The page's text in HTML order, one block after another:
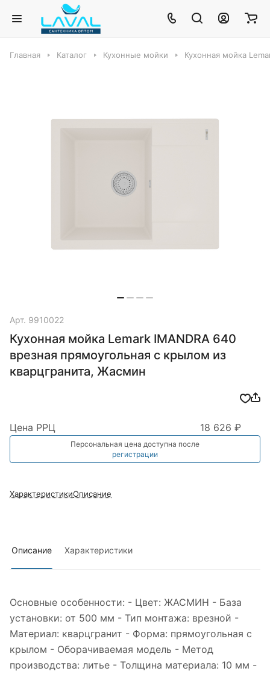
Главная Каталог Кухонные мойки Кухонная мойка
Арт. 9910022
Кухонная мойка Lemark IMANDRA 640
врезная прямоугольная с крылом из
кварцгранита, Жасмин
Цена РРЦ 18 626 ₽
Персональная цена доступна после
регистрации
ХарактеристикиОписание
Описание Характеристики
Основные особенности: - Цвет: ЖАСМИН - База
установки: от 500 мм - Тип монтажа: врезной -
Материал: кварцгранит - Форма: прямоугольная с
крылом - Оборачиваемая модель - Метод
производства: литье - Толщина материала: 10 мм -